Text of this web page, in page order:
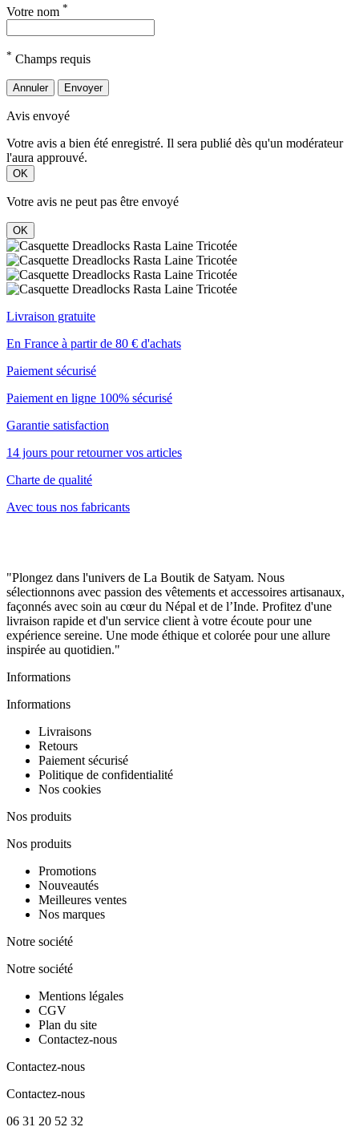
Votre nom *
* Champs requis
Annuler Envoyer
Avis envoyé
Votre avis a bien été enregistré. Il sera publié dès qu'un modérateur
l'aura approuvé.
OK
Votre avis ne peut pas être envoyé
OK
Livraison gratuite
En France à partir de 80 € d'achats
Paiement sécurisé
Paiement en ligne 100% sécurisé
Garantie satisfaction
14 jours pour retourner vos articles
Charte de qualité
Avec tous nos fabricants
"Plongez dans l'univers de La Boutik de Satyam. Nous
sélectionnons avec passion des vêtements et accessoires artisanaux,
façonnés avec soin au cœur du Népal et de l’Inde. Profitez d'une
livraison rapide et d'un service client à votre écoute pour une
expérience sereine. Une mode éthique et colorée pour une allure
inspirée au quotidien."
Informations
Informations
Livraisons
Retours
Paiement sécurisé
Politique de confidentialité
Nos cookies
Nos produits
Nos produits
Promotions
Nouveautés
Meilleures ventes
Nos marques
Notre société
Notre société
Mentions légales
CGV
Plan du site
Contactez-nous
Contactez-nous
Contactez-nous
06 31 20 52 32